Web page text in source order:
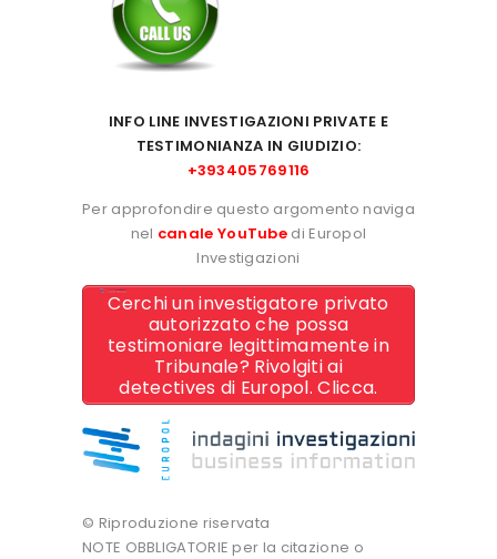
INFO LINE INVESTIGAZIONI PRIVATE E
TESTIMONIANZA IN GIUDIZIO:
+393405769116
Per approfondire questo argomento naviga
nel canale YouTube di Europol
Investigazioni
Cerchi un investigatore privato
autorizzato che possa
testimoniare legittimamente in
Tribunale? Rivolgiti ai
detectives di Europol. Clicca.
© Riproduzione riservata
NOTE OBBLIGATORIE per la citazione o